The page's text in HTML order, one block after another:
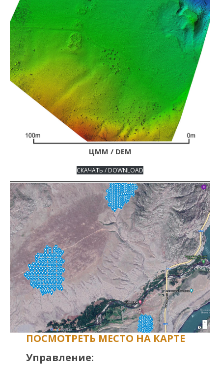
ЦММ / DEM
СКАЧАТЬ / DOWNLOAD
ПОСМОТРЕТЬ МЕСТО НА КАРТЕ
Управление: